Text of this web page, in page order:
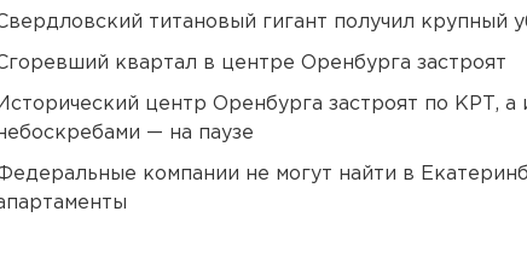
титановый гигант получил крупный
квартал в центре Оренбурга застроят
Исторический центр Оренбурга застроят по КРТ, а
— на паузе
компании не могут найти в